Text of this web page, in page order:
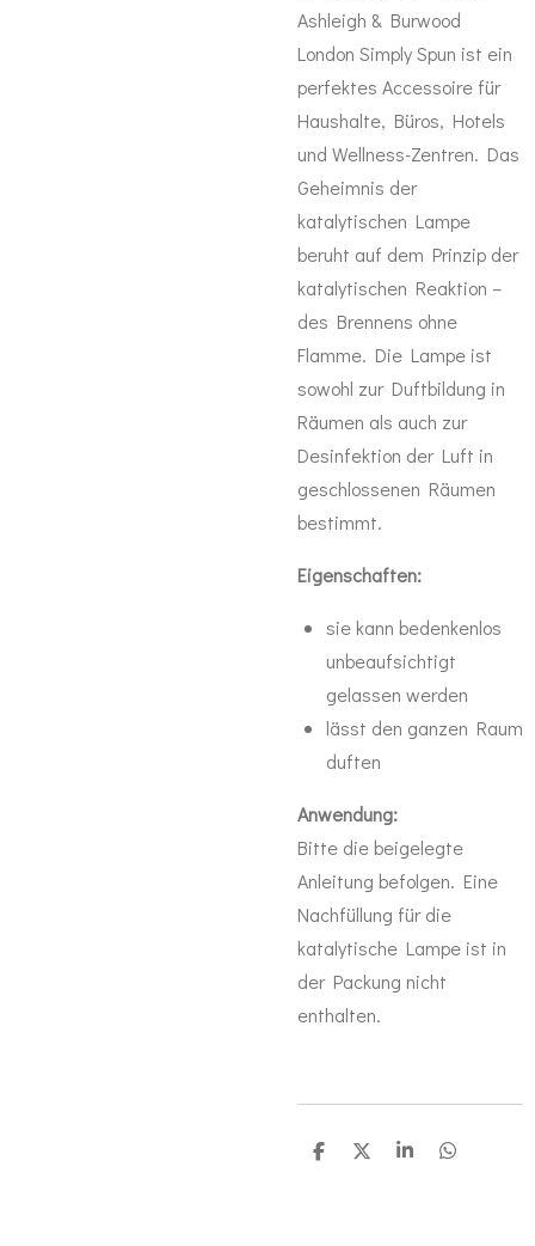
Ashleigh & Burwood
London Simply Spun ist ein
perfektes Accessoire für
Haushalte, Büros, Hotels
und Wellness-Zentren. Das
Geheimnis der
katalytischen Lampe
beruht auf dem Prinzip der
katalytischen Reaktion –
des Brennens ohne
Flamme. Die Lampe ist
sowohl zur Duftbildung in
Räumen als auch zur
Desinfektion der Luft in
geschlossenen Räumen
bestimmt.
Eigenschaften:
sie kann bedenkenlos
unbeaufsichtigt
gelassen werden
lässt den ganzen Raum
duften
Anwendung:
Bitte die beigelegte
Anleitung befolgen. Eine
Nachfüllung für die
katalytische Lampe ist in
der Packung nicht
enthalten.
T
T
T
T